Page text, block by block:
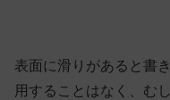
表面に滑りがあると書
用することはなく、む